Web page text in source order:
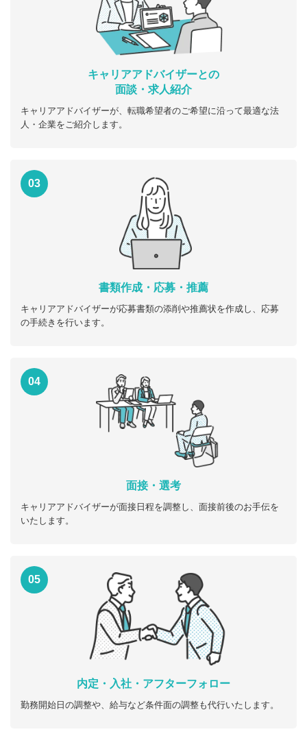
キャリアアドバイザーとの
面談・求人紹介
キャリアアドバイザーが、転職希望者のご希望に沿って最適な法
人・企業をご紹介します。
03
書類作成・応募・推薦
キャリアアドバイザーが応募書類の添削や推薦状を作成し、応募
の手続きを行います。
04
面接・選考
キャリアアドバイザーが面接日程を調整し、面接前後のお手伝を
いたします。
05
内定・入社・アフターフォロー
勤務開始日の調整や、給与など条件面の調整も代行いたします。